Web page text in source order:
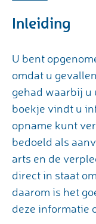
Inleiding
U bent
omdat u
gehad waarbij u
boekje vindt u
opname kunt
bedoeld als
arts en de
direct in staat
daarom is het
deze informatie